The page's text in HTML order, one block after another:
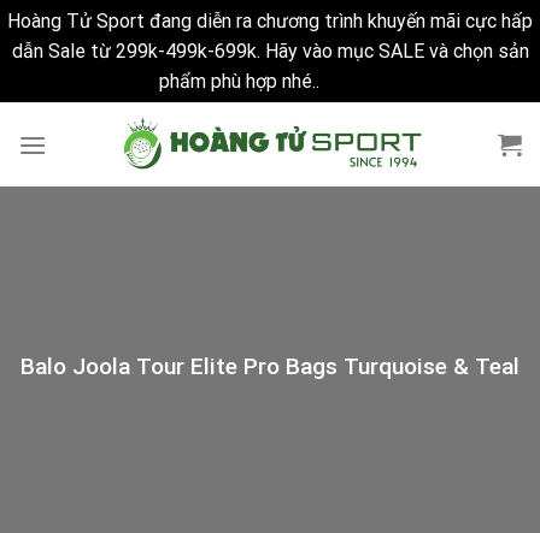
Hoàng Tử Sport đang diễn ra chương trình khuyến mãi cực hấp
dẫn Sale từ 299k-499k-699k. Hãy vào mục SALE và chọn sản
phẩm phù hợp nhé..
Balo Joola Tour Elite Pro Bags Turquoise & Teal